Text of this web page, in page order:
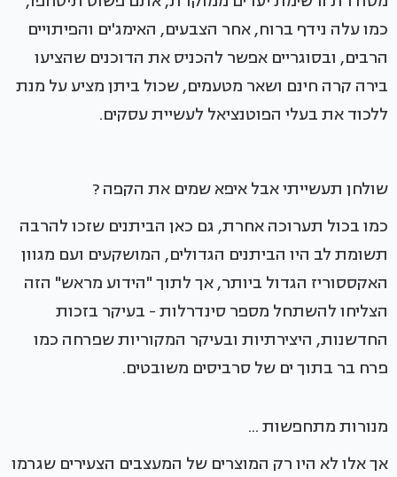
כמו עלה נידף ברוח, אחר הצבעים, האימג'ים והפיתויים
הרבים, ובסוגריים אפשר להכניס את הדוכנים שהציעו
בירה קרה חינם ושאר מטעמים, שכול ביתן מציע על מנת
ללכוד את בעלי הפוטנציאל לעשיית עסקים.
שולחן תעשייתי אבל איפא שמים את הקפה ?
כמו בכול תערוכה אחרת, גם כאן הביתנים שזכו להרבה
תשומת לב היו הביתנים הגדולים, המושקעים ועם מגוון
האקססוריז הגדול ביותר, אך לתוך "הידוע מראש" הזה
הצליחו להשתחל מספר סינדרלות - בעיקר בזכות
החדשנות, היצירתיות ובעיקר המקוריות שפרחה כמו
פרח בר בתוך ים של סרביסים משובטים.
מנורות מתחפשות ...
אך אלו לא היו רק המוצרים של המעצבים הצעירים שגרמו